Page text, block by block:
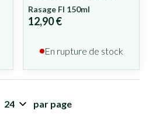
Rasage Fl 150ml
12,90 €
En rupture de stock
par page